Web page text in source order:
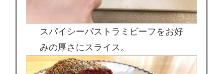
スパイシーパストラミビーフをお好
みの厚さにスライス。